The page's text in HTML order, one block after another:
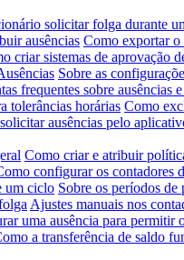
solicitar folga durante
ausências Como exportar o
criar sistemas de aprovação
Sobre as
frequentes sobre ausências
tolerâncias horárias Como
ausências pelo
Como criar e atribuir
configurar os contadores
um ciclo Sobre os períodos de
Ajustes manuais nos
uma ausência para permitir
a transferência de saldo